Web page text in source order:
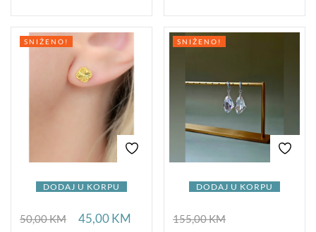
DODAJ U KORPU
SNIŽENO!
50,00KM 45,00KM
DODAJ U KORPU
SNIŽENO!
155,00KM